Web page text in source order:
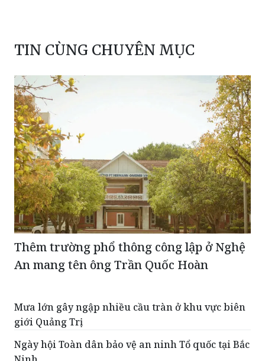
TIN CÙNG CHUYÊN MỤC
Thêm trường phổ thông công lập ở Nghệ
An mang tên ông Trần Quốc Hoàn
Mưa lớn gây ngập nhiều cầu tràn ở khu vực biên
giới Quảng Trị
Ngày hội Toàn dân bảo vệ an ninh Tổ quốc tại Bắc